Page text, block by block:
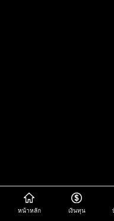
หน้าหลัก เงินทุน